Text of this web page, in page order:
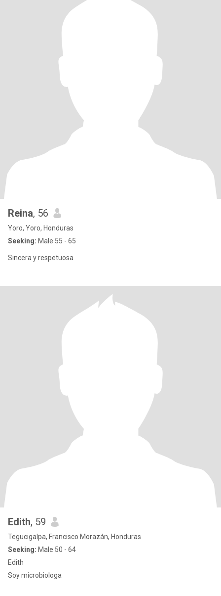
Reina, 56
Yoro, Yoro, Honduras
Seeking: Male 55 - 65
Sincera y respetuosa
Edith, 59
Tegucigalpa, Francisco Morazán, Honduras
Seeking: Male 50 - 64
Edith
Soy microbiologa